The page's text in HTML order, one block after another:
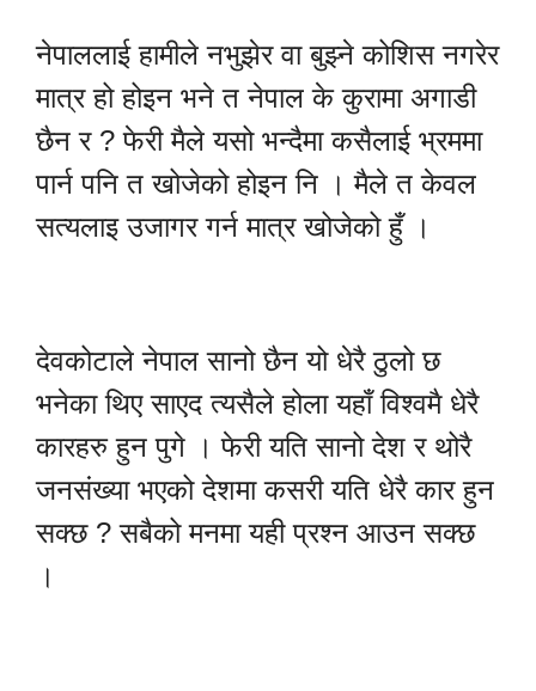
नेपाललाई हामीले नभुझेर वा बुझ्ने कोशिस नगरेर
मात्र हो होइन भने त नेपाल के कुरामा अगाडी
छैन र ? फेरी मैले यसो भन्दैमा कसैलाई भ्रममा
पार्न पनि त खोजेको होइन नि । मैले त केवल
सत्यलाइ उजागर गर्न मात्र खोजेको हुँ ।
देवकोटाले नेपाल सानो छैन यो धेरै ठुलो छ
भनेका थिए साएद त्यसैले होला यहाँ विश्वमै धेरै
कारहरु हुन पुगे । फेरी यति सानो देश र थोरै
जनसंख्या भएको देशमा कसरी यति धेरै कार हुन
सक्छ ? सबैको मनमा यही प्रश्न आउन सक्छ
।